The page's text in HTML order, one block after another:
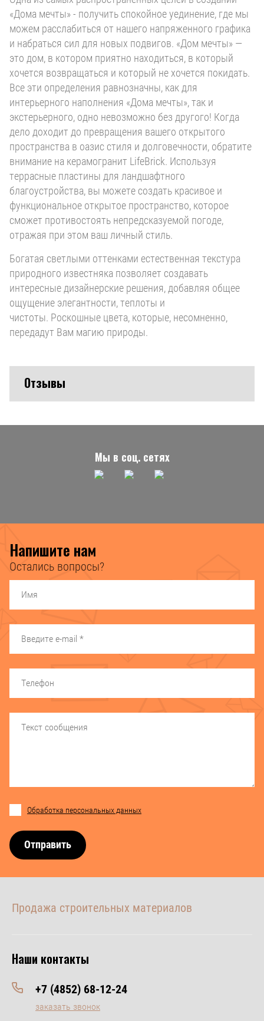
«Дома мечты» - получить спокойное уединение, где мы
можем расслабиться от нашего напряженного графика
и набраться сил для новых подвигов. «Дом мечты» —
это дом, в котором приятно находиться, в который
хочется возвращаться и который не хочется покидать.
Все эти определения равнозначны, как для
интерьерного наполнения «Дома мечты», так и
экстерьерного, одно невозможно без другого! Когда
дело доходит до превращения вашего открытого
пространства в оазис стиля и долговечности, обратите
внимание на керамогранит LifeBrick. Используя
террасные пластины для ландшафтного
благоустройства, вы можете создать красивое и
функциональное открытое пространство, которое
сможет противостоять непредсказуемой погоде,
отражая при этом ваш личный стиль.
Богатая светлыми оттенками естественная текстура
природного известняка позволяет создавать
интересные дизайнерские решения, добавляя общее
ощущение элегантности, теплоты и
чистоты. Роскошные цвета, которые, несомненно,
передадут Вам магию природы.
Отзывы
Мы в соц. сетях
Напишите нам
Остались вопросы?
Обработка персональных данных
Отправить
Продажа строительных материалов
Наши контакты
+7 (4852) 68-12-24
заказать звонок